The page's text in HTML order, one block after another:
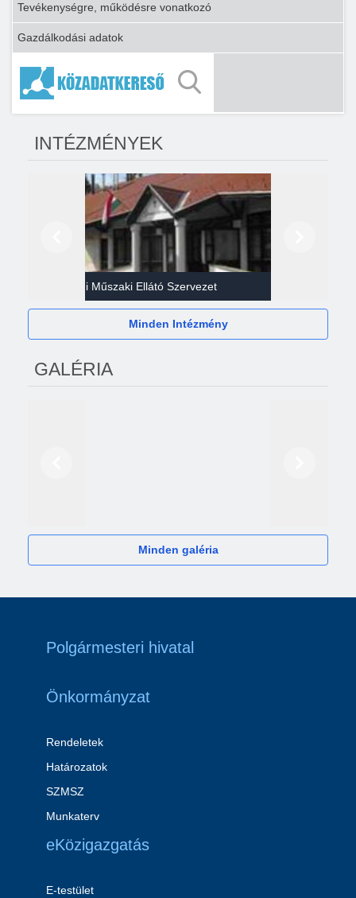
Tevékenységre, működésre vonatkozó
Gazdálkodási adatok
INTÉZMÉNYEK
Gazdasági Műszaki Ellátó Szervezet
Minden Intézmény
GALÉRIA
Minden galéria
Polgármesteri hivatal
Önkormányzat
Rendeletek
Határozatok
SZMSZ
Munkaterv
eKözigazgatás
E-testület